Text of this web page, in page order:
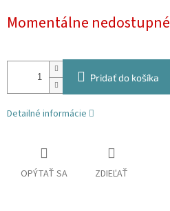
cena:
Momentálne nedostupné
Pridať do košíka
Detailné informácie
OPÝTAŤ SA ZDIEĽAŤ